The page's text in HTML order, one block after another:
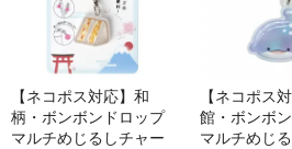
【ネコポス対応】和
柄・ボンボンドロップ
マルチめじるしチャー
【ネコポス
館・ボンボ
マルチめじ